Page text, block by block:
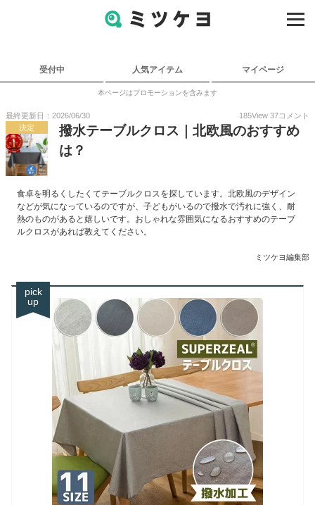
受付中 人気アイテム マイページ
本ページはプロモーションを含みます
最終更新日：2026/06/30 185View 37コメント
決定
撥水テーブルクロス｜北欧風のおすすめ
は？
食卓を明るくしたくてテーブルクロスを探しています。北欧風のデザイン
などが気になっているのですが、子どもがいるので撥水で汚れに強く、耐
熱のものがあると嬉しいです。おしゃれな雰囲気になるおすすめのテーブ
ルクロスがあれば教えてください。
ミツケヨ編集部
pick
up